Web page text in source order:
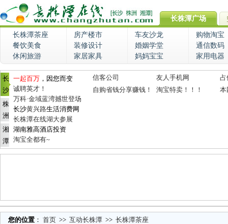
长株潭广场
长株潭茶座 房产楼市 车友沙龙
购物淘宝
餐饮美食
装修设计 婚姻学堂
通信数码
休闲旅游
家居家具 妈妈宝宝 家用电器
长
沙
株
洲
湘
潭
一起百万 ，因您而变
诚聘英才！
万科·金域蓝湾撼世登场
长沙黄兴路生活消费网
长株潭在线湖大参展
湖南雅高酒店投资
淘宝全都有~
信客公司 友人手机网
占
自购省钱分享赚钱！
淘宝特卖！！！ 本
您的位置 ： 首页 >> 互动长株潭 >> 长株潭茶座